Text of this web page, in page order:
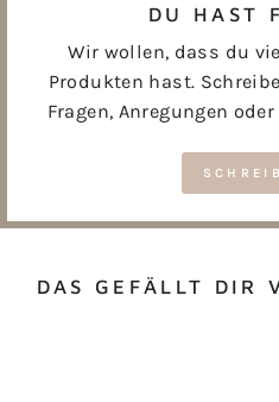
DU HAST
Wir wollen, dass du
Produkten hast.
Fragen, Anregungen
DAS GEFÄLLT DIR